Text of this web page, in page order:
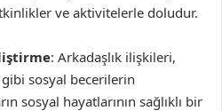
ve aktivitelerle doludur.
: Arkadaşlık ilişkileri,
sosyal becerilerin
sosyal hayatlarının sağlıklı bir